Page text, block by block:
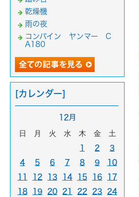
乾燥機
雨の夜
コンバイン ヤンマー C
A180
[カレンダー]
12月
日 月 火 水 木 金 土
1 2
3
4
5 6 7 8 9
10
11
12 13 14 15 16
17
18
19 20 21 22 23
24